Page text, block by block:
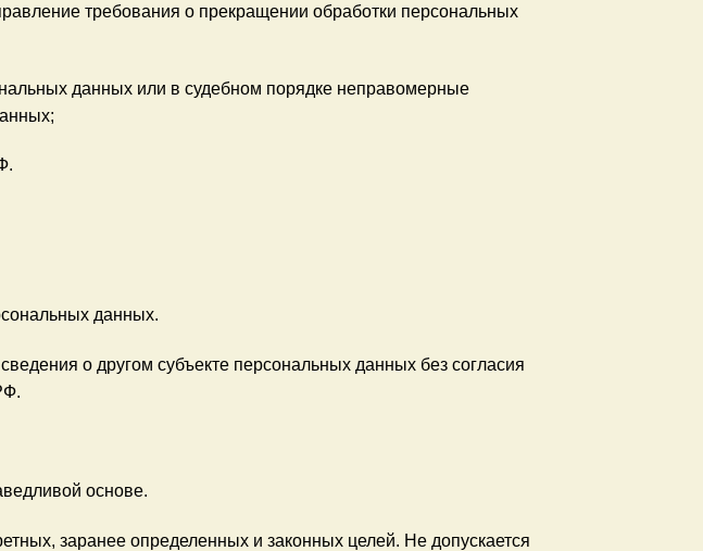
требования о прекращении обработки персональных
данных или в судебном порядке неправомерные
данных.
о другом субъекте персональных данных без согласия
основе.
заранее определенных и законных целей. Не допускается